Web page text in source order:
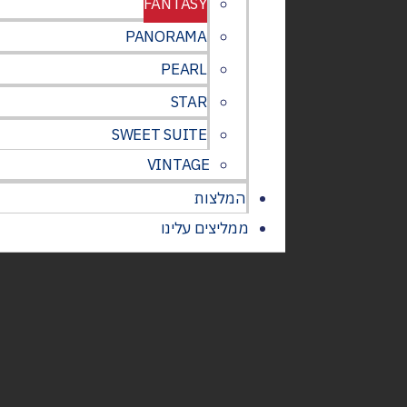
PANORAMA
PEARL
STAR
SWEET SUITE
VINTAGE
המלצות
ממליצים עלינו